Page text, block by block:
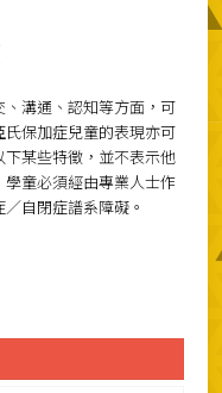
溝通、認知等方面，可
保加症兒童的表現亦可
某些特徵，並不表示他
童必須經由專業人士作
自閉症譜系障礙。